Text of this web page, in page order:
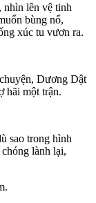
nhìn lên vệ tinh
bùng nổ,
xúc tu vươn ra.
Dương Dật
hãi một trận.
sao trong hình
lành lại,